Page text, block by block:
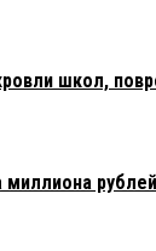
школ,